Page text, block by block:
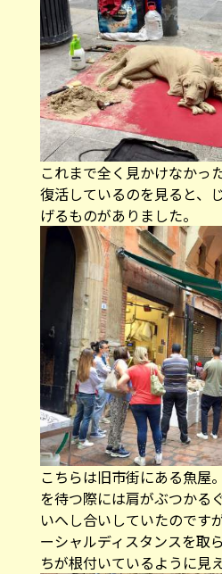
これまで全く見かけなかっ
復活しているのを見ると、
げるものがありました。
こちらは旧市街にある魚屋
を待つ際には肩がぶつかる
いへし合いしていたのです
ーシャルディスタンスを取
ちが根付いているように見